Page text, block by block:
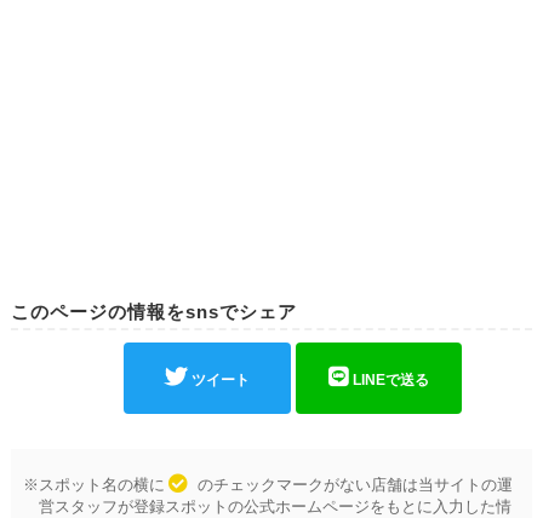
このページの情報をsnsでシェア
ツイート LINEで送る
※スポット名の横に
のチェックマークがない店舗は当サイトの運
営スタッフが登録スポットの公式ホームページをもとに入力した情